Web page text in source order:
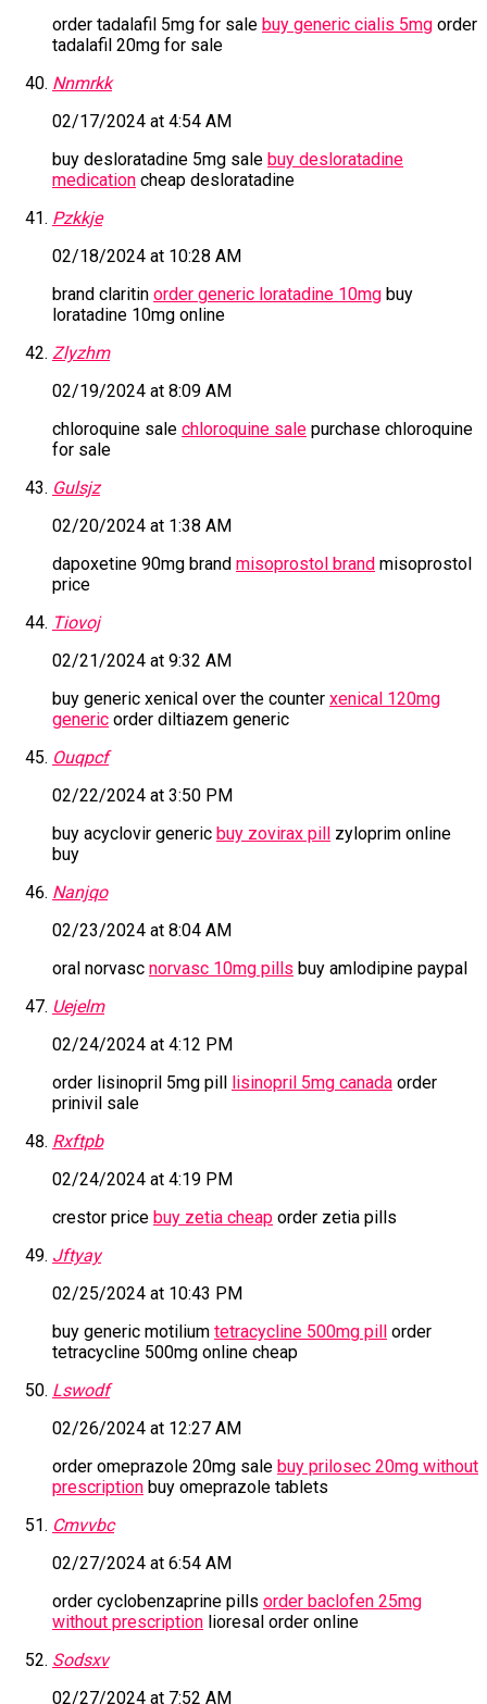
order tadalafil 5mg for sale buy generic cialis 5mg order
tadalafil 20mg for sale
Nnmrkk
02/17/2024 at 4:54 AM
buy desloratadine 5mg sale buy desloratadine
medication cheap desloratadine
Pzkkje
02/18/2024 at 10:28 AM
brand claritin order generic loratadine 10mg buy
loratadine 10mg online
Zlyzhm
02/19/2024 at 8:09 AM
chloroquine sale chloroquine sale purchase chloroquine
for sale
Gulsjz
02/20/2024 at 1:38 AM
dapoxetine 90mg brand misoprostol brand misoprostol
price
Tiovoj
02/21/2024 at 9:32 AM
buy generic xenical over the counter xenical 120mg
generic order diltiazem generic
Ouqpcf
02/22/2024 at 3:50 PM
buy acyclovir generic buy zovirax pill zyloprim online
buy
Nanjqo
02/23/2024 at 8:04 AM
oral norvasc norvasc 10mg pills buy amlodipine paypal
Uejelm
02/24/2024 at 4:12 PM
order lisinopril 5mg pill lisinopril 5mg canada order
prinivil sale
Rxftpb
02/24/2024 at 4:19 PM
crestor price buy zetia cheap order zetia pills
Jftyay
02/25/2024 at 10:43 PM
buy generic motilium tetracycline 500mg pill order
tetracycline 500mg online cheap
Lswodf
02/26/2024 at 12:27 AM
order omeprazole 20mg sale buy prilosec 20mg without
prescription buy omeprazole tablets
Cmvvbc
02/27/2024 at 6:54 AM
order cyclobenzaprine pills order baclofen 25mg
without prescription lioresal order online
Sodsxv
02/27/2024 at 7:52 AM